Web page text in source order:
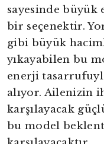
sayesinde büyük
bir seçenektir.
gibi büyük
yıkayabilen bu
enerji
alıyor. Ailenizin
karşılayacak
bu model